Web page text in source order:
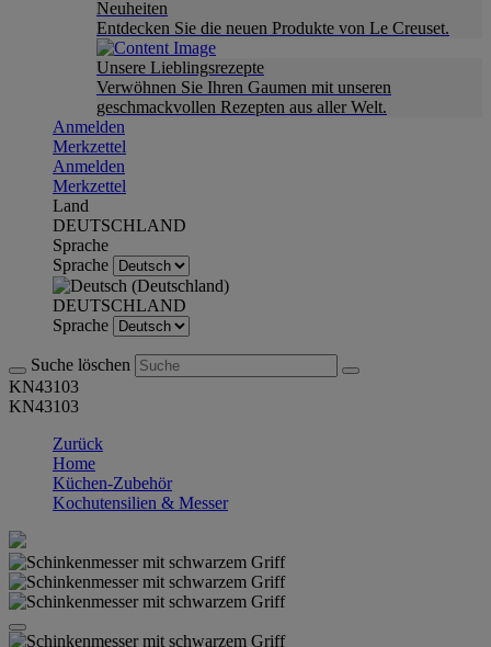
Neuheiten
Entdecken Sie die neuen Produkte von Le Creuset.
Unsere Lieblingsrezepte
Verwöhnen Sie Ihren Gaumen mit unseren
geschmackvollen Rezepten aus aller Welt.
Anmelden
Merkzettel
Anmelden
Merkzettel
Land
DEUTSCHLAND
Sprache
Sprache
DEUTSCHLAND
Sprache
Suche löschen
KN43103
KN43103
Zurück
Home
Küchen-Zubehör
Kochutensilien & Messer